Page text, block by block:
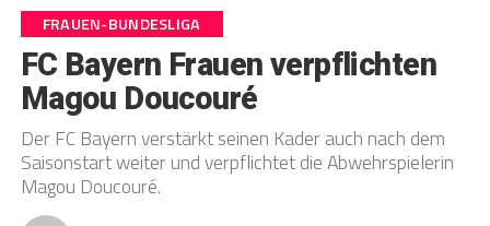
FRAUEN-BUNDESLIGA
FC Bayern Frauen verpflichten
Magou Doucouré
Der FC Bayern verstärkt seinen Kader auch nach dem
Saisonstart weiter und verpflichtet die Abwehrspielerin
Magou Doucouré.